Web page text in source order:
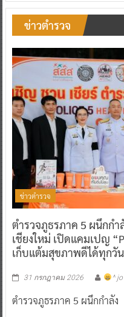
ข่าวตำรวจ
ข่าวตำรวจ
ตำรวจภูธรภาค 5 ผนึกกำ
เชียงใหม่ เปิดแคมเปญ
เก็บแต้มสุขภาพดีได้ทุกวั
31 กรกฎาคม 2026 ^ jo
ตำรวจภูธรภาค 5 ผนึกกำลัง